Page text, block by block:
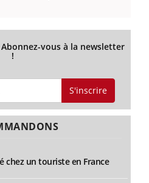
vous à la newsletter
!
S'inscrire
chez un touriste en France